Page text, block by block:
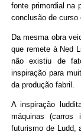
fonte primordial na
conclusão de curso
Da mesma obra
que remete à Ned
não existiu de
inspiração para
da produção fabril.
A inspiração
máquinas (carros
futurismo de Ludd,